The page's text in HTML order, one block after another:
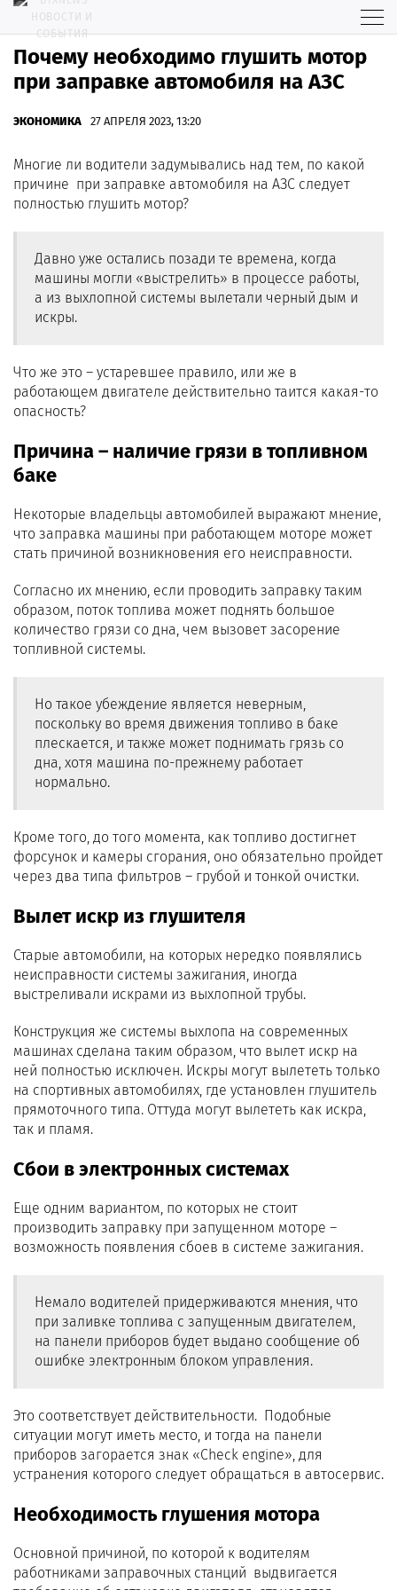
Почему необходимо глушить мотор
при заправке автомобиля на АЗС
ЭКОНОМИКА 27 АПРЕЛЯ 2023, 13:20
Многие ли водители задумывались над тем, по какой
причине при заправке автомобиля на АЗС следует
полностью глушить мотор?
Давно уже остались позади те времена, когда
машины могли «выстрелить» в процессе работы,
а из выхлопной системы вылетали черный дым и
искры.
Что же это – устаревшее правило, или же в
работающем двигателе действительно таится какая-то
опасность?
Причина – наличие грязи в топливном
баке
Некоторые владельцы автомобилей выражают мнение,
что заправка машины при работающем моторе может
стать причиной возникновения его неисправности.
Согласно их мнению, если проводить заправку таким
образом, поток топлива может поднять большое
количество грязи со дна, чем вызовет засорение
топливной системы.
Но такое убеждение является неверным,
поскольку во время движения топливо в баке
плескается, и также может поднимать грязь со
дна, хотя машина по-прежнему работает
нормально.
Кроме того, до того момента, как топливо достигнет
форсунок и камеры сгорания, оно обязательно пройдет
через два типа фильтров – грубой и тонкой очистки.
Вылет искр из глушителя
Старые автомобили, на которых нередко появлялись
неисправности системы зажигания, иногда
выстреливали искрами из выхлопной трубы.
Конструкция же системы выхлопа на современных
машинах сделана таким образом, что вылет искр на
ней полностью исключен. Искры могут вылететь только
на спортивных автомобилях, где установлен глушитель
прямоточного типа. Оттуда могут вылететь как искра,
так и пламя.
Сбои в электронных системах
Еще одним вариантом, по которых не стоит
производить заправку при запущенном моторе –
возможность появления сбоев в системе зажигания.
Немало водителей придерживаются мнения, что
при заливке топлива с запущенным двигателем,
на панели приборов будет выдано сообщение об
ошибке электронным блоком управления.
Это соответствует действительности. Подобные
ситуации могут иметь место, и тогда на панели
приборов загорается знак «Check engine», для
устранения которого следует обращаться в автосервис.
Необходимость глушения мотора
Основной причиной, по которой к водителям
работниками заправочных станций выдвигается